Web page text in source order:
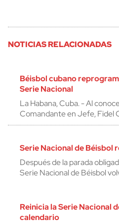
NOTICIAS RELACIONADAS
Béisbol cubano
Serie Nacional
La Habana, Cuba. - Al
Comandante en Jefe, Fidel
Serie Nacional de Béisbol
Después de la parada
Serie Nacional de Béisbol
Reinicia la Serie Nacional
calendario